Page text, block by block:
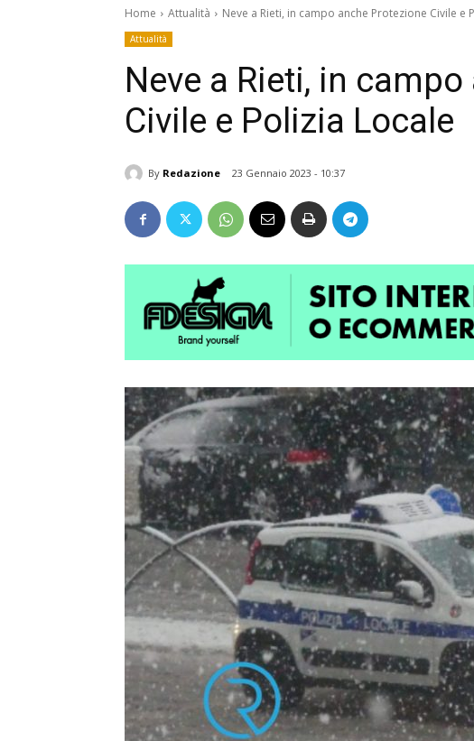
Home Attualità Neve a Rieti, in campo anche Protezione Civile e
Attualità
Neve a Rieti, in
Civile e Polizia Locale
By Redazione 23 Gennaio 2023 - 10:37